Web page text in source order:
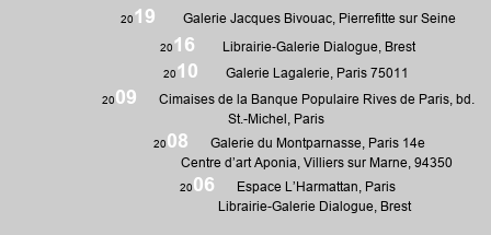
2019 Galerie Jacques Bivouac, Pierrefitte sur Seine
2016 Librairie-Galerie Dialogue, Brest
2010 Galerie Lagalerie, Paris 75011
2009
Cimaises de la Banque Populaire Rives de Paris, bd.
St.-Michel, Paris
2008
Galerie du Montparnasse, Paris 14e
Centre d’art Aponia, Villiers sur Marne, 94350
2006
Espace L’Harmattan, Paris
Librairie-Galerie Dialogue, Brest